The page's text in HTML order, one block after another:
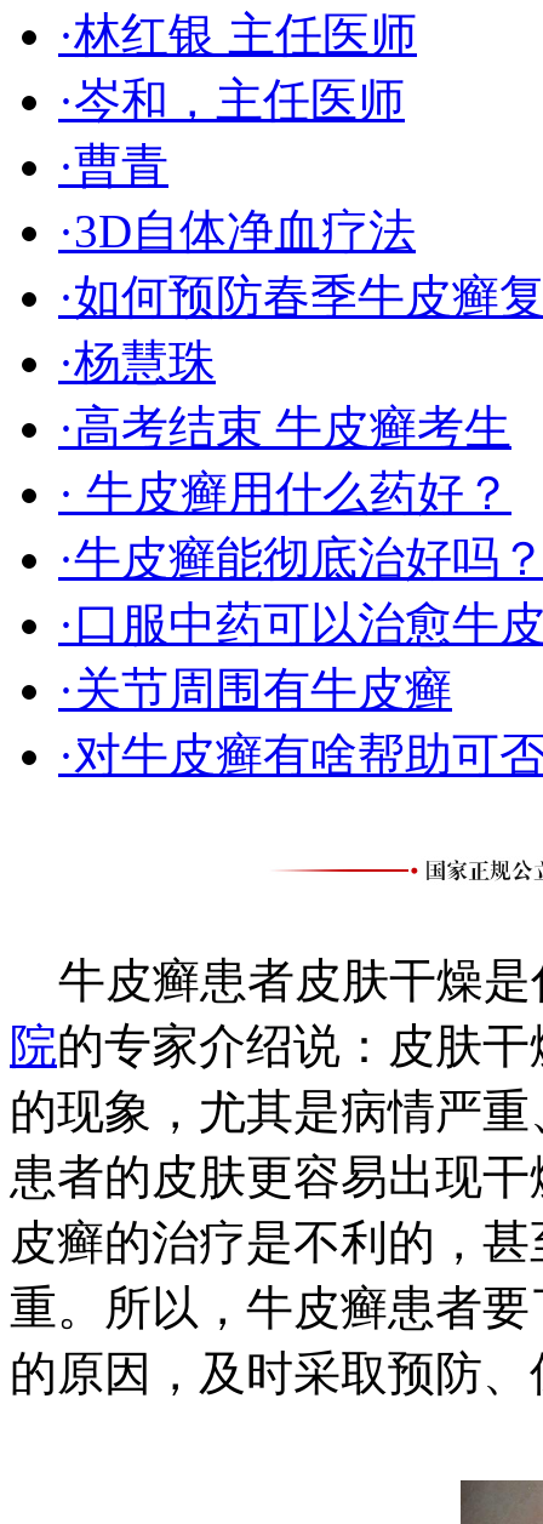
·林红银 主任医师
·岑和，主任医师
·曹青
·3D自体净血疗法
·如何预防春季牛皮癣
·杨慧珠
·高考结束 牛皮癣考生
· 牛皮癣用什么药好？
·牛皮癣能彻底治好吗
·口服中药可以治愈牛
·关节周围有牛皮癣
·对牛皮癣有啥帮助可
牛皮癣患者皮肤干燥是
院的专家介绍说：皮肤
的现象，尤其是病情严
患者的皮肤更容易出现
皮癣的治疗是不利的，
重。所以，牛皮癣患者
的原因，及时采取预防